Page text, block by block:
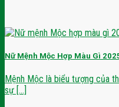
Nữ Mệnh Mộc Hợp Màu Gì
Mệnh Mộc là biểu tượng của
sự [...]